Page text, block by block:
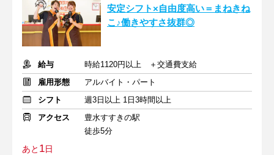
安定シフト×自由度高い＝まねきね
こ♪働きやすさ抜群◎
給与
時給1120円以上 ＋交通費支給
雇用形態
アルバイト・パート
シフト
週3日以上 1日3時間以上
アクセス
豊水すすきの駅
徒歩5分
あと 1日